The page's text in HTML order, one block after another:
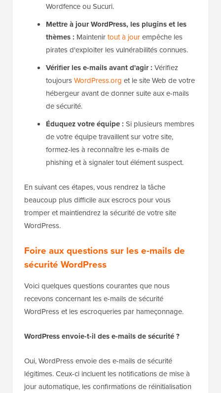
Wordfence ou Sucuri.
Mettre à jour WordPress, les plugins et les
thèmes : Maintenirtout à jourempêche les
pirates d'exploiter les vulnérabilités connues.
Vérifier les e-mails avant d'agir : Vérifiez
toujoursWordPress.org et le site Web de votre
hébergeur avant de donner suite aux e-mails
de sécurité.
Éduquez votre équipe : Si plusieurs membres
de votre équipe travaillent sur votre site,
formez-les à reconnaître les e-mails de
phishing et à signaler tout élément suspect.
En suivant ces étapes, vous rendrez la tâche
beaucoup plus difficile aux escrocs pour vous
tromper et maintiendrez la sécurité de votre site
WordPress.
Foire aux questions sur les e-mails de
sécurité WordPress
Voici quelques questions courantes que nous
recevons concernant les e-mails de sécurité
WordPress et les escroqueries par hameçonnage.
WordPress envoie-t-il des e-mails de sécurité ?
Oui, WordPress envoie des e-mails de sécurité
légitimes. Ceux-ci incluent les notifications de mise à
jour automatique, les confirmations de réinitialisation